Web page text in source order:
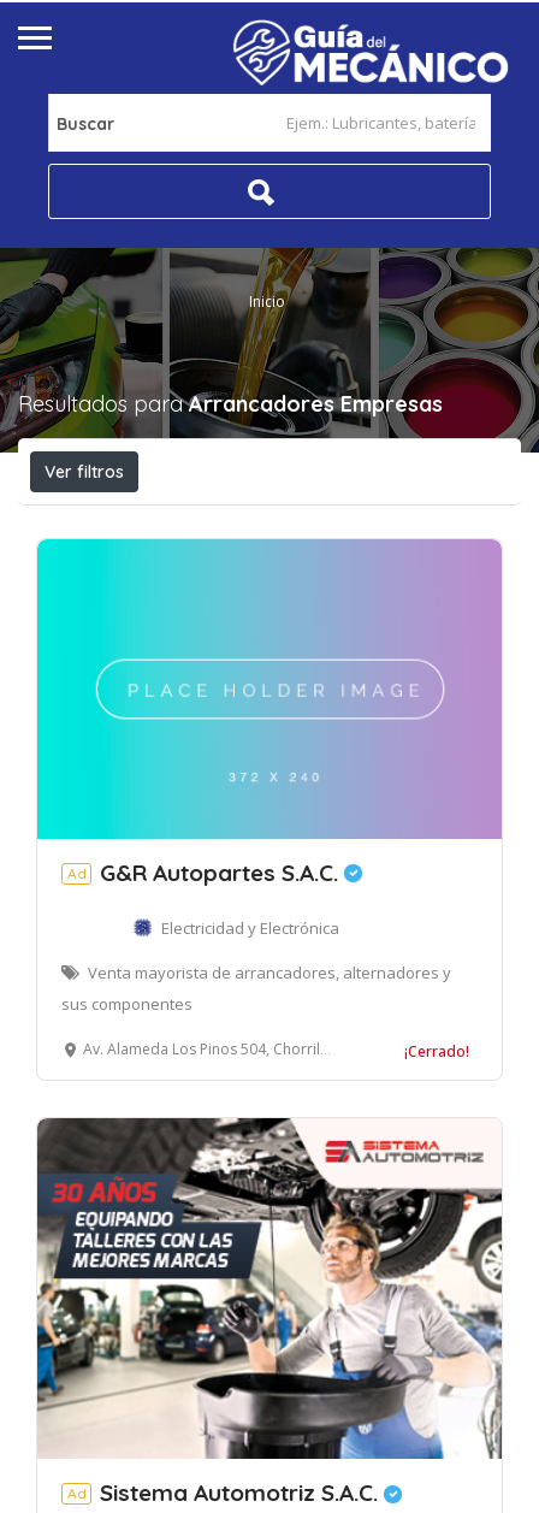
Buscar
Inicio
Resultados paraArrancadores Empresas
Ver filtros
Ad G&R Autopartes S.A.C.
Electricidad y Electrónica
Venta mayorista de arrancadores, alternadores y
sus componentes
Av. Alameda Los Pinos 504, Chorrillos, Lima, Perú ¡Cerrado!
Ad Sistema Automotriz S.A.C.